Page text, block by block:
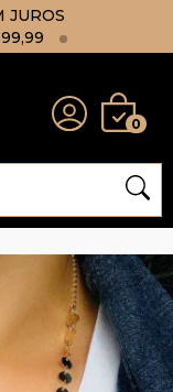
JUROS
0